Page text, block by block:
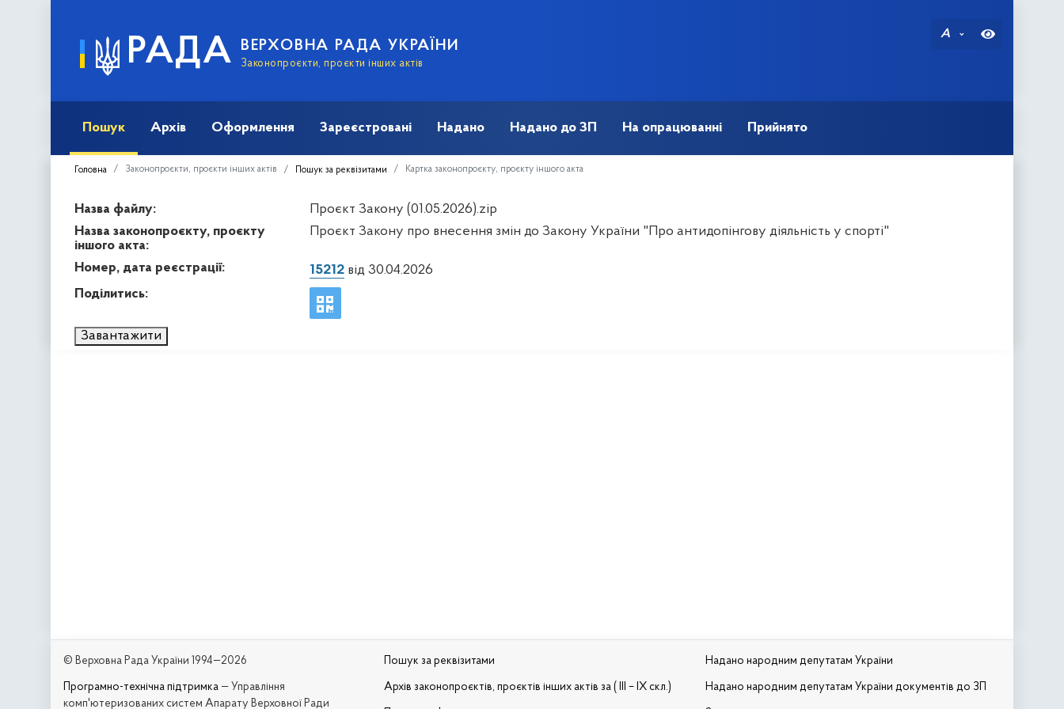
РАДА ВЕРХОВНА РАДА УКРАЇНИ
Законопроєкти, проєкти інших актів
A
Пошук Архів Оформлення Зареєстровані Надано Надано до ЗП На опрацюванні Прийнято
Головна Законопроєкти, проєкти інших актів Пошук за реквізитами Картка законопроєкту, проєкту іншого акта
Назва файлу:
Проєкт Закону (01.05.2026).zip
Назва законопроєкту, проєкту
іншого акта:
Проєкт Закону про внесення змін до Закону України "Про антидопінгову діяльність у спорті"
Номер, дата реєстрації: 15212від 30.04.2026
Поділитись:
Завантажити
© Верховна Рада України 1994—2026
Програмно-технічна підтримка — Управління
комп'ютеризованих систем Апарату Верховної Ради
Пошук за реквізитами
Архів законопроєктів, проєктів інших актів за ( III – IX скл.)
Надано народним депутатам України
Надано народним депутатам України документів до ЗП